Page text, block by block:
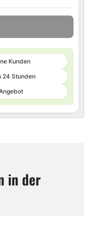
Kunden
24 Stunden
in der